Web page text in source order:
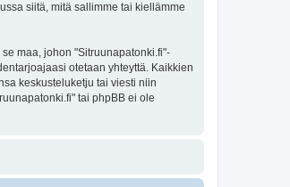
siitä, mitä sallimme tai kiellämme
maa, johon "Sitruunapatonki.fi"-
otetaan yhteyttä. Kaikkien
keskusteluketju tai viesti niin
tai phpBB ei ole